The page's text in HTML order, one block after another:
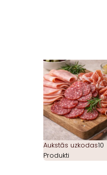
Aukstās uzkodas10
Produkti